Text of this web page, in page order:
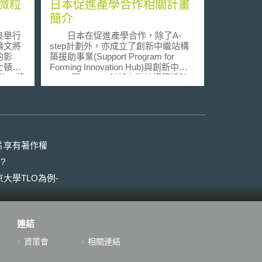
粒
行
文將
影
頓太
，將
一週
殺
細胞
過
使
他估
規限
事，
老
與
日本促進產學合作相關計畫
簡介
日本在促進產學合作，除了A-
step計劃外，亦成立了創新中繼站構
築援助事業(Support Program for
Forming Innovation Hub)與創新中心
(COI)等。 創新中繼站構築援助
事業，由JST協助國立研發法人推動
(例如：機具設備的整修與提供，推動
研究開發等等)。 創新中心(COI)
人口結構，再根據未來社會可能之需
心。目前日本有18個創新中心分佈全
國各地，由國家指定企業與大學共同
享有著作權
大學TLO為例-
連結
資策會 相關連結